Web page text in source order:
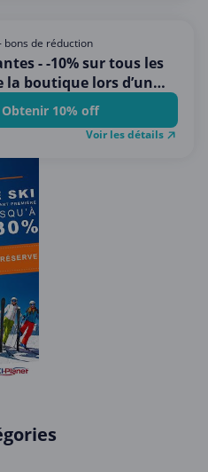
bons de réduction
- -10% sur tous les
la boutique lors d’un
Obtenir 10% off
Voir les détails